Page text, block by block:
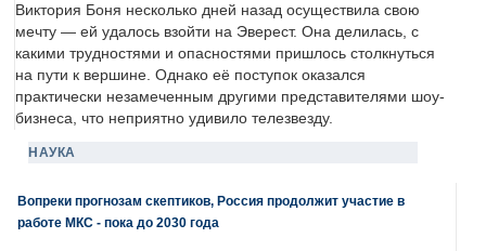
Виктория Боня несколько дней назад осуществила свою
мечту — ей удалось взойти на Эверест. Она делилась, с
какими трудностями и опасностями пришлось столкнуться
на пути к вершине. Однако её поступок оказался
практически незамеченным другими представителями шоу-
бизнеса, что неприятно удивило телезвезду.
НАУКА
Вопреки прогнозам скептиков, Россия продолжит участие в
работе МКС - пока до 2030 года